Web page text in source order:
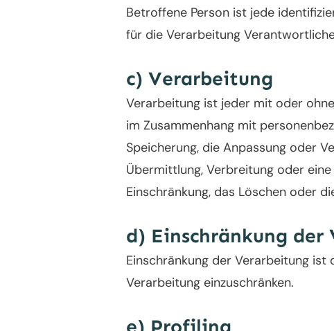
Betroffene Person ist jede
für die Verarbeitung
c) Verarbeitung
Verarbeitung ist jeder mit oder
im Zusammenhang mit
Speicherung, die Anpassung oder
Übermittlung, Verbreitung oder
Einschränkung, das Löschen oder
d) Einschränkung der
Einschränkung der Verarbeitung
Verarbeitung einzuschränken.
e) Profiling